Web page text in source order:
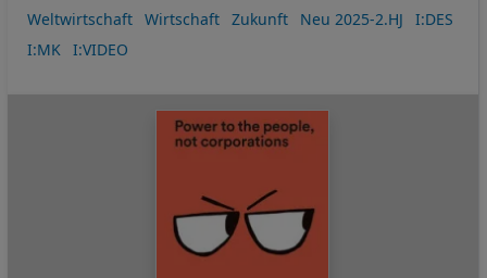
Weltwirtschaft
Wirtschaft Zukunft Neu 2025-2.HJ
I:DES
I:MK
I:VIDEO